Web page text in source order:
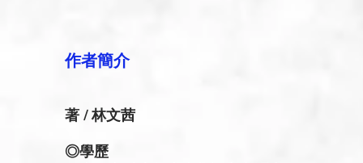
作者簡介
著 / 林文茜
◎學歷